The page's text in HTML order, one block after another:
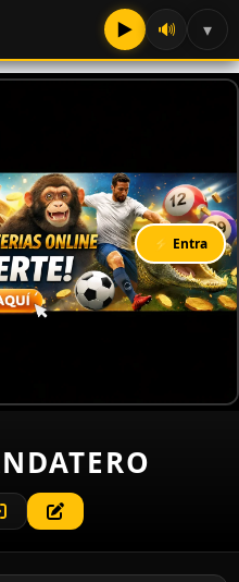
▶ 🔊 ▾
⚡ Entra